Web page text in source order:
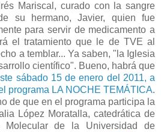
Mariscal, curado con la sangre
su hermano, Javier, quien fue
para servir de medicamento a
el tratamiento que le de TVE al
a temblar... Ya saben, "la Iglesia
científico". Bueno, habrá que
sábado 15 de enero del 2011, a
programa LA NOCHE TEMÁTICA.
de que en el programa participa la
López Moratalla, catedrática de
Molecular de la Universidad de